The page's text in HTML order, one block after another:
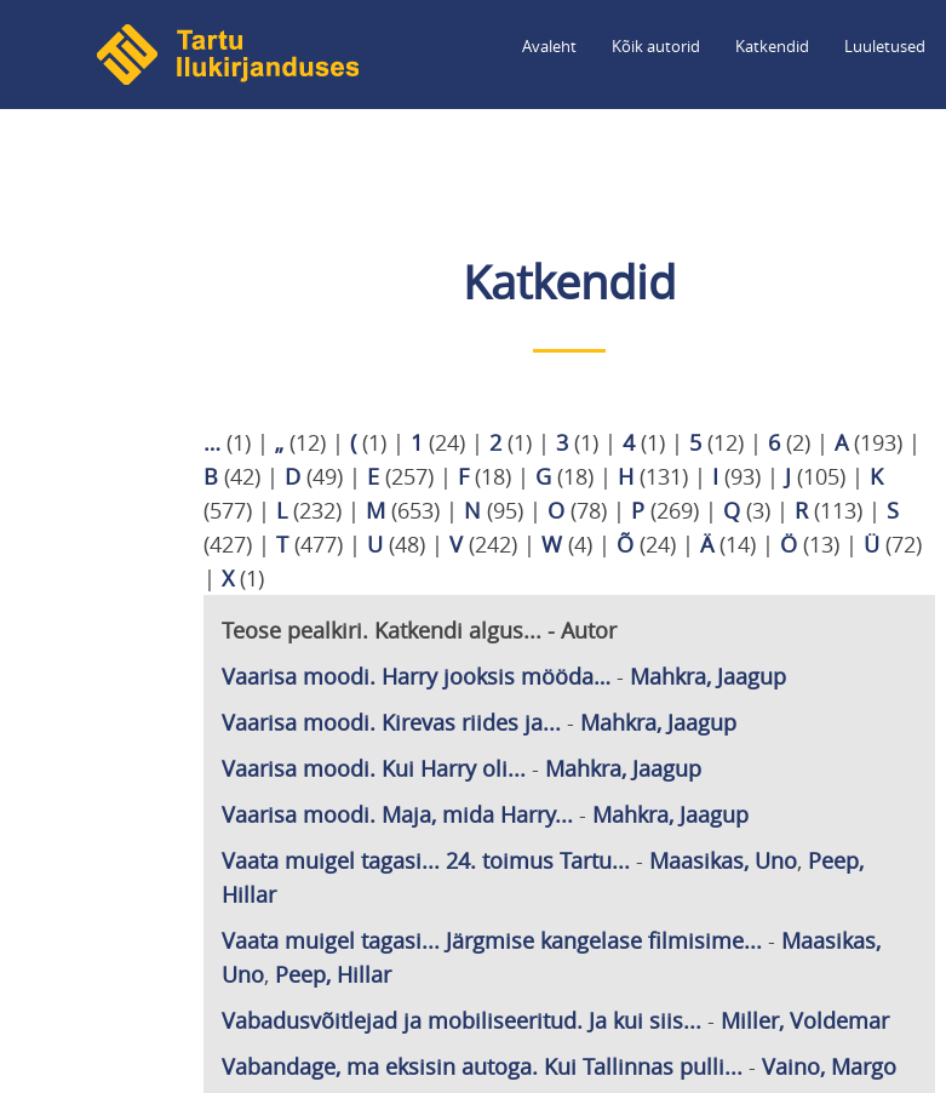
juurde
Avaleht Kõik autorid Katkendid Luuletused
Katkendid
… (1) | „ (12) | ((1) | 1 (24) | 2 (1) | 3 (1) | 4(1) | 5 (12) | 6(2) | A(193) |
B (42) | D (49) | E (257) | F(18) | G (18) | H (131) | I (93) | J (105) | K
(577) | L(232) | M (653) | N (95) | O (78) | P (269) | Q (3) | R(113) | S
(427) | T(477) | U (48) | V(242) | W(4) | Õ (24) | Ä(14) | Ö (13) | Ü (72)
| X(1)
Teose pealkiri. Katkendi algus... - Autor
Vaarisa moodi. Harry jooksis mööda… - Mahkra, Jaagup
Vaarisa moodi. Kirevas riides ja... - Mahkra, Jaagup
Vaarisa moodi. Kui Harry oli... - Mahkra, Jaagup
Vaarisa moodi. Maja, mida Harry... - Mahkra, Jaagup
Vaata muigel tagasi... 24. toimus Tartu... - Maasikas, Uno, Peep,
Hillar
Vaata muigel tagasi... Järgmise kangelase filmisime... - Maasikas,
Uno, Peep, Hillar
Vabadusvõitlejad ja mobiliseeritud. Ja kui siis... - Miller, Voldemar
Vabandage, ma eksisin autoga. Kui Tallinnas pulli... - Vaino, Margo